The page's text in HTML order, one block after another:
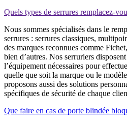
Quels types de serrures remplacez-
Nous sommes spécialisés dans le
serrures : serrures classiques,
des marques reconnues comme
bien d’autres. Nos serruriers
l’équipement nécessaires pour
quelle que soit la marque ou le
proposons aussi des solutions
spécifiques de sécurité de chaque
Que faire en cas de porte blindée